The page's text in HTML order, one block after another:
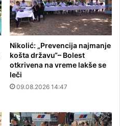
Nikolić: „Prevencija najmanje
košta državu“– Bolest
otkrivena na vreme lakše se
leči
09.08.2026 14:47